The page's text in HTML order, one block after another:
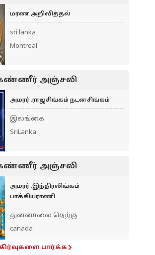
மரண அறிவித்தல்
sri lanka
Montreal
அஞ்சலி
அமரர் .ராஜசிங்கம் நடனசிங்கம்
இலங்கை
SriLanka
அஞ்சலி
அமரர் .இந்திரலிங்கம்
பாக்கியராணி
துன்னாலை தெற்கு
canada
பார்க்க